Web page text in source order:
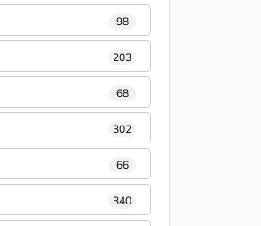
98
203
68
302
66
340